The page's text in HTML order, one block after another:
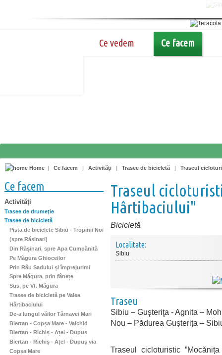
Ce vedem Ce facem
Home | Ce facem | Activități | Trasee de bicicletă | Traseul
Ce facem
Activități
Trasee de drumeţie
Trasee de bicicletă
Pista de biciclete Sibiu - Tropinii Noi
(spre Rășinari)
Din Rășinari, spre Apa Cumpănită
Pe Măgura Ghioceilor
Prin Râu Sadului și împrejurimi
Spre Măgura, prin fânețe
Sus, pe Vf. Măgura
Trasee de bicicletă pe Valea
Hârtibaciului
De-a lungul văilor Târnavei Mari
Biertan - Copșa Mare - Valchid
Biertan - Richiș - Ațel - Dupuș
Biertan - Richiș - Ațel - Dupuș via
Copșa Mare
Traseul
Hârtibaciului"
Bicicletă
Localitate:
Sibiu
Traseu
Sibiu – Guşteriţa - Agnita –
Nou – Pădurea Gușterița –
Traseul cicloturistic